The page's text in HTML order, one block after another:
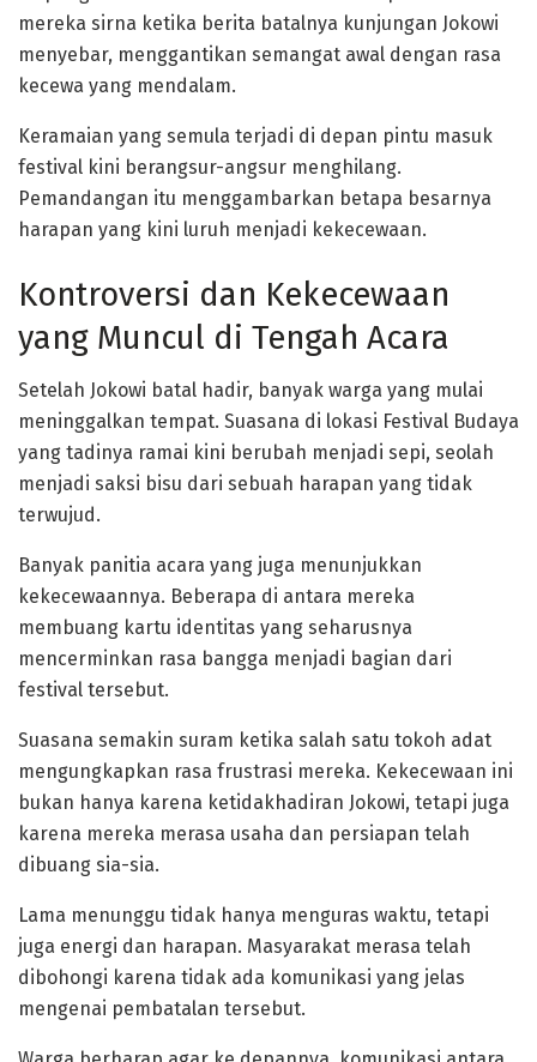
mereka sirna ketika berita batalnya kunjungan Jokowi
menyebar, menggantikan semangat awal dengan rasa
kecewa yang mendalam.
Keramaian yang semula terjadi di depan pintu masuk
festival kini berangsur-angsur menghilang.
Pemandangan itu menggambarkan betapa besarnya
harapan yang kini luruh menjadi kekecewaan.
Kontroversi dan Kekecewaan
yang Muncul di Tengah Acara
Setelah Jokowi batal hadir, banyak warga yang mulai
meninggalkan tempat. Suasana di lokasi Festival Budaya
yang tadinya ramai kini berubah menjadi sepi, seolah
menjadi saksi bisu dari sebuah harapan yang tidak
terwujud.
Banyak panitia acara yang juga menunjukkan
kekecewaannya. Beberapa di antara mereka
membuang kartu identitas yang seharusnya
mencerminkan rasa bangga menjadi bagian dari
festival tersebut.
Suasana semakin suram ketika salah satu tokoh adat
mengungkapkan rasa frustrasi mereka. Kekecewaan ini
bukan hanya karena ketidakhadiran Jokowi, tetapi juga
karena mereka merasa usaha dan persiapan telah
dibuang sia-sia.
Lama menunggu tidak hanya menguras waktu, tetapi
juga energi dan harapan. Masyarakat merasa telah
dibohongi karena tidak ada komunikasi yang jelas
mengenai pembatalan tersebut.